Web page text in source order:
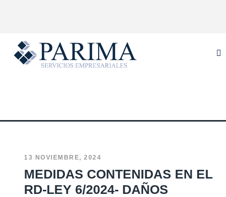
13 NOVIEMBRE, 2024
MEDIDAS CONTENIDAS EN EL
RD-LEY 6/2024- DAÑOS